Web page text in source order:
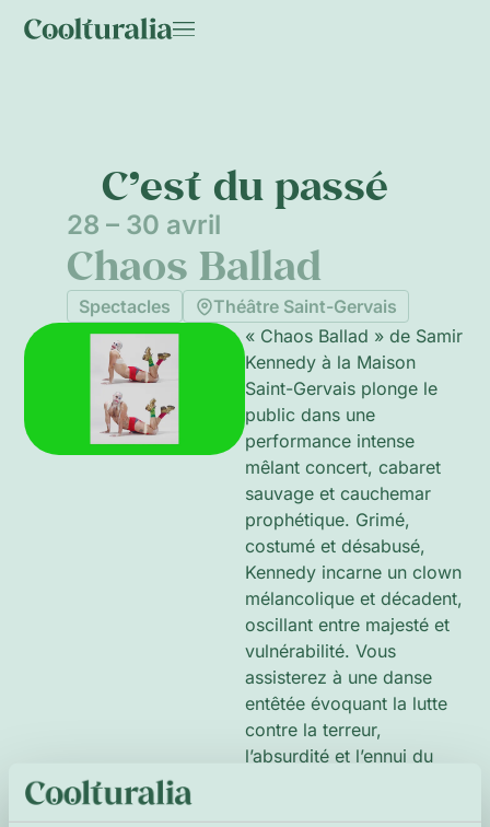
C’est du passé
28 – 30 avril
Chaos Ballad
Spectacles
Théâtre Saint-Gervais
« Chaos Ballad » de Samir
Kennedy à la Maison
Saint-Gervais plonge le
public dans une
performance intense
mêlant concert, cabaret
sauvage et cauchemar
prophétique. Grimé,
costumé et désabusé,
Kennedy incarne un clown
mélancolique et décadent,
oscillant entre majesté et
vulnérabilité. Vous
assisterez à une danse
entêtée évoquant la lutte
contre la terreur,
l’absurdité et l’ennui du